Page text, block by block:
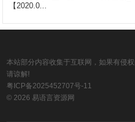
【2020.0...
本站部分内容收集于互联网，如果有侵
请谅解!
粤ICP备2025452707号-11
© 2026 易语言资源网